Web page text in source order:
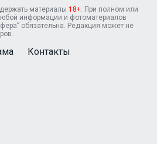
материалы 18+ . При полном или
информации и фотоматериалов
обязательна. Редакция может не
Контакты